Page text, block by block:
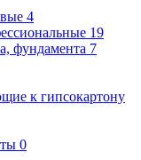
4
19
фундамента 7
к гипсокартону
0